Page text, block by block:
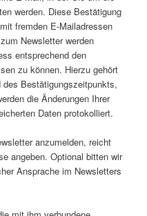
werden. Diese Bestätigung
fremden E-Mailadressen
Newsletter werden
entsprechend den
zu können. Hierzu gehört
Bestätigungszeitpunkts,
die Änderungen Ihrer
Daten protokolliert.
anzumelden, reicht
angeben. Optional bitten wir
Ansprache im Newsletters